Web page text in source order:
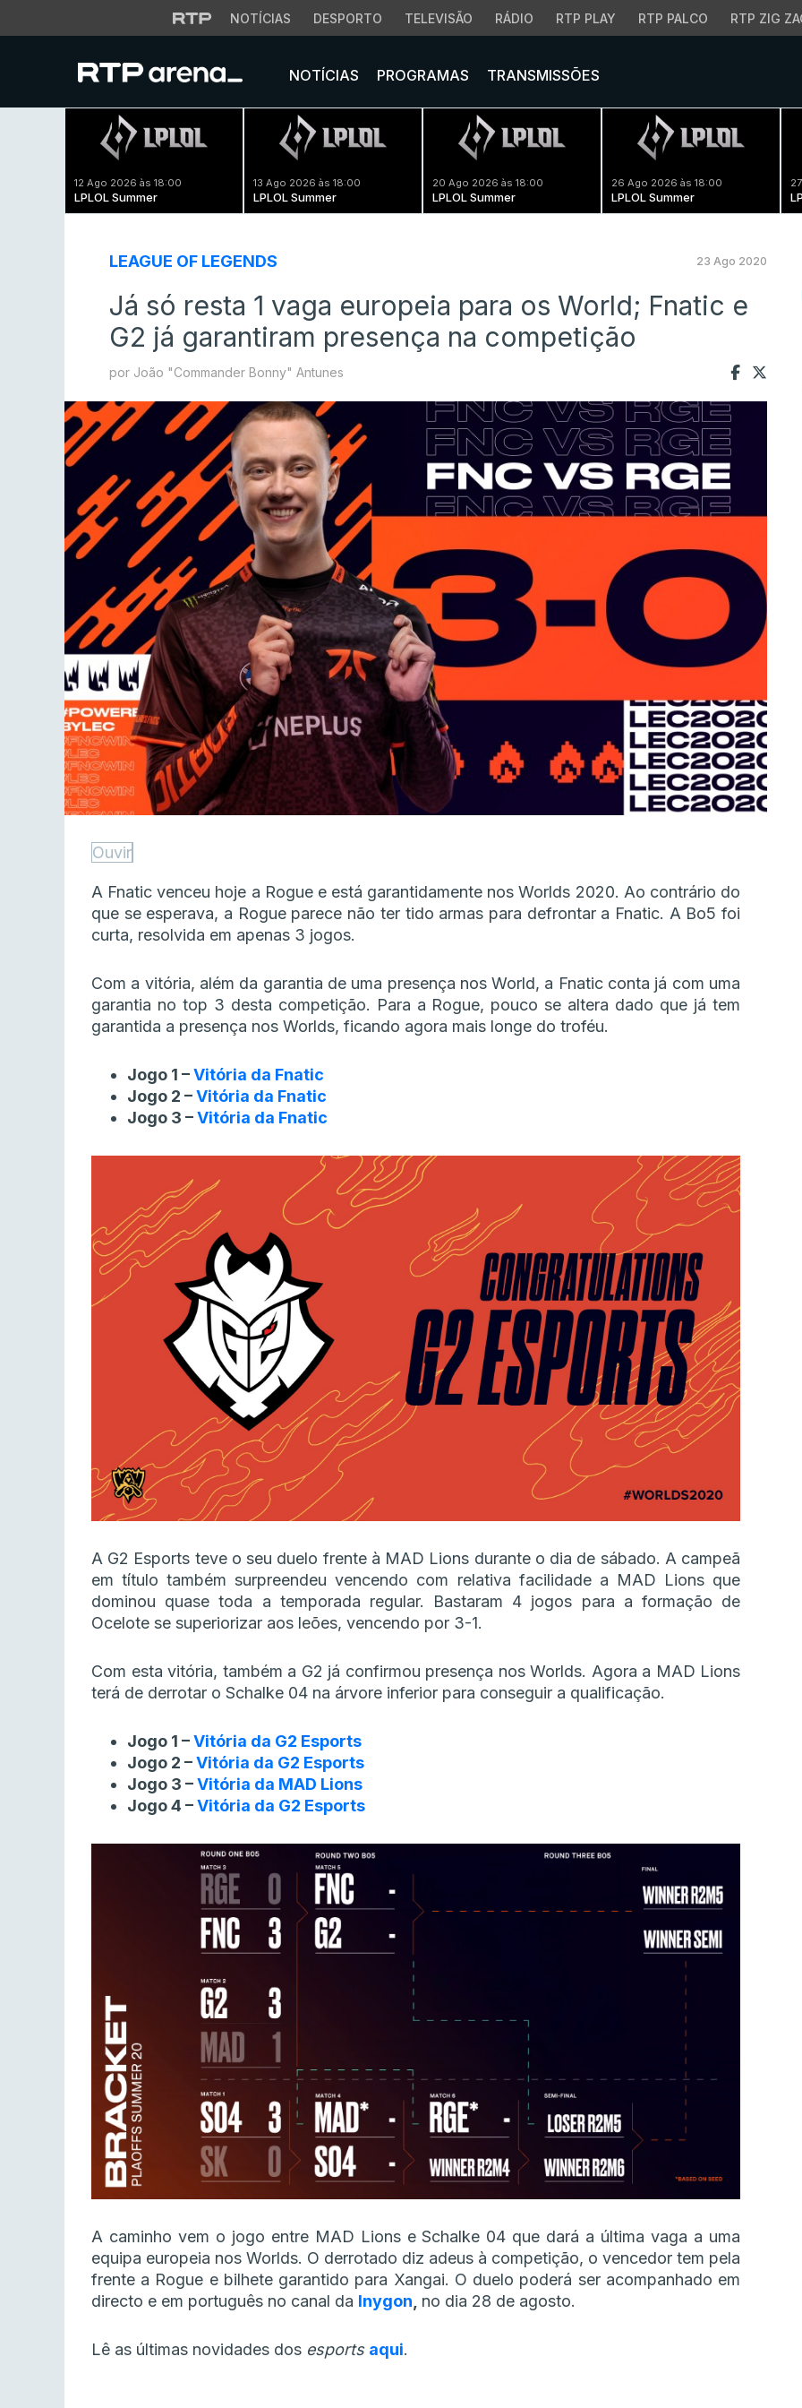
NOTÍCIAS DESPORTO TELEVISÃO RÁDIO RTP PLAY RTP PALCO RTP ZIG
NOTÍCIAS PROGRAMAS TRANSMISSÕES
12 Ago 2026 às 18:00
LPLOL Summer
13 Ago 2026 às 18:00
LPLOL Summer
20 Ago 2026 às 18:00
LPLOL Summer
26 Ago 2026 às 18:00
LPLOL Summer
LEAGUE OF LEGENDS 23 Ago 2020
Já só resta 1 vaga europeia para os World; Fnatic e
G2 já garantiram presença na competição
por João "Commander Bonny" Antunes
Ouvir
A Fnatic venceu hoje a Rogue e está garantidamente nos Worlds 2020. Ao contrário do
que se esperava, a Rogue parece não ter tido armas para defrontar a Fnatic. A Bo5 foi
curta, resolvida em apenas 3 jogos.
Com a vitória, além da garantia de uma presença nos World, a Fnatic conta já com uma
garantia no top 3 desta competição. Para a Rogue, pouco se altera dado que já tem
garantida a presença nos Worlds, ficando agora mais longe do troféu.
Jogo 1 –Vitória da Fnatic
Jogo 2 –Vitória da Fnatic
Jogo 3 –Vitória da Fnatic
A G2 Esports teve o seu duelo frente à MAD Lions durante o dia de sábado. A campeã
em título também surpreendeu vencendo com relativa facilidade a MAD Lions que
dominou quase toda a temporada regular. Bastaram 4 jogos para a formação de
Ocelote se superiorizar aos leões, vencendo por 3-1.
Com esta vitória, também a G2 já confirmou presença nos Worlds. Agora a MAD Lions
terá de derrotar o Schalke 04 na árvore inferior para conseguir a qualificação.
Jogo 1 –Vitória da G2 Esports
Jogo 2 –Vitória da G2 Esports
Jogo 3 –Vitória da MAD Lions
Jogo 4 –Vitória da G2 Esports
A caminho vem o jogo entre MAD Lions e Schalke 04 que dará a última vaga a uma
equipa europeia nos Worlds. O derrotado diz adeus à competição, o vencedor tem pela
frente a Rogue e bilhete garantido para Xangai. O duelo poderá ser acompanhado em
directo e em português no canal da Inygon, no dia 28 de agosto.
Lê as últimas novidades dos esports aqui.